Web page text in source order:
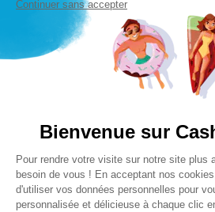
Retrait en magasin
YZAKI
ROBOT
★★★ ☆☆ (8)
Comparer
Continuer sans accepter
Bienvenue sur
Plateforme de
Pour rendre votre visite sur notre site plus
besoin de vous ! En acceptant nos
d'utiliser vos données personnelles pour
personnalisée et délicieuse à chaque clic
Axeptio consent